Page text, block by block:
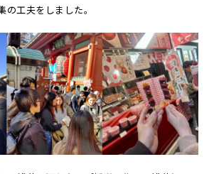
工夫をしました。